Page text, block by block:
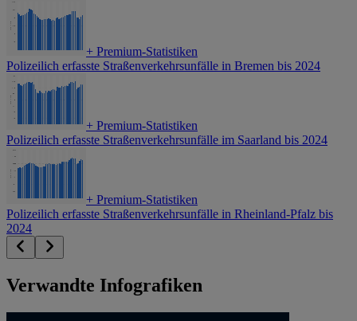
+ Premium-Statistiken
Polizeilich erfasste Straßenverkehrsunfälle in Bremen bis 2024
+ Premium-Statistiken
Polizeilich erfasste Straßenverkehrsunfälle im Saarland bis 2024
+ Premium-Statistiken
Polizeilich erfasste Straßenverkehrsunfälle in Rheinland-Pfalz bis
2024
Verwandte Infografiken